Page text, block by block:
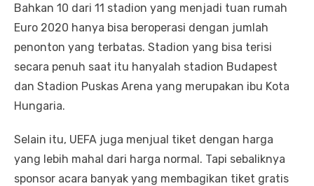
Bahkan 10 dari 11 stadion yang menjadi tuan rumah
Euro 2020 hanya bisa beroperasi dengan jumlah
penonton yang terbatas. Stadion yang bisa terisi
secara penuh saat itu hanyalah stadion Budapest
dan Stadion Puskas Arena yang merupakan ibu Kota
Hungaria.
Selain itu, UEFA juga menjual tiket dengan harga
yang lebih mahal dari harga normal. Tapi sebaliknya
sponsor acara banyak yang membagikan tiket gratis